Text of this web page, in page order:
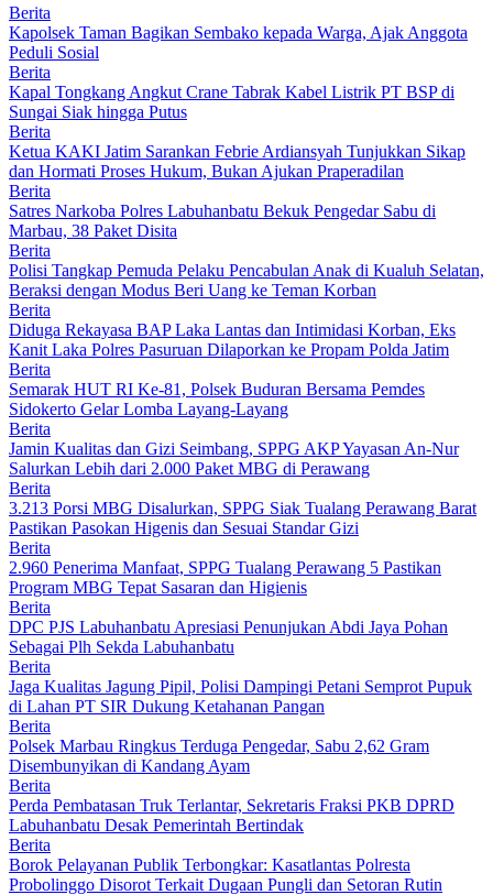
Berita
Kapolsek Taman Bagikan Sembako kepada Warga, Ajak Anggota
Peduli Sosial
Berita
Kapal Tongkang Angkut Crane Tabrak Kabel Listrik PT BSP di
Sungai Siak hingga Putus
Berita
Ketua KAKI Jatim Sarankan Febrie Ardiansyah Tunjukkan Sikap
dan Hormati Proses Hukum, Bukan Ajukan Praperadilan
Berita
Satres Narkoba Polres Labuhanbatu Bekuk Pengedar Sabu di
Marbau, 38 Paket Disita
Berita
Polisi Tangkap Pemuda Pelaku Pencabulan Anak di Kualuh Selatan,
Beraksi dengan Modus Beri Uang ke Teman Korban
Berita
Diduga Rekayasa BAP Laka Lantas dan Intimidasi Korban, Eks
Kanit Laka Polres Pasuruan Dilaporkan ke Propam Polda Jatim
Berita
Semarak HUT RI Ke-81, Polsek Buduran Bersama Pemdes
Sidokerto Gelar Lomba Layang-Layang
Berita
Jamin Kualitas dan Gizi Seimbang, SPPG AKP Yayasan An-Nur
Salurkan Lebih dari 2.000 Paket MBG di Perawang
Berita
3.213 Porsi MBG Disalurkan, SPPG Siak Tualang Perawang Barat
Pastikan Pasokan Higenis dan Sesuai Standar Gizi
Berita
2.960 Penerima Manfaat, SPPG Tualang Perawang 5 Pastikan
Program MBG Tepat Sasaran dan Higienis
Berita
DPC PJS Labuhanbatu Apresiasi Penunjukan Abdi Jaya Pohan
Sebagai Plh Sekda Labuhanbatu
Berita
Jaga Kualitas Jagung Pipil, Polisi Dampingi Petani Semprot Pupuk
di Lahan PT SIR Dukung Ketahanan Pangan
Berita
Polsek Marbau Ringkus Terduga Pengedar, Sabu 2,62 Gram
Disembunyikan di Kandang Ayam
Berita
Perda Pembatasan Truk Terlantar, Sekretaris Fraksi PKB DPRD
Labuhanbatu Desak Pemerintah Bertindak
Berita
Borok Pelayanan Publik Terbongkar: Kasatlantas Polresta
Probolinggo Disorot Terkait Dugaan Pungli dan Setoran Rutin